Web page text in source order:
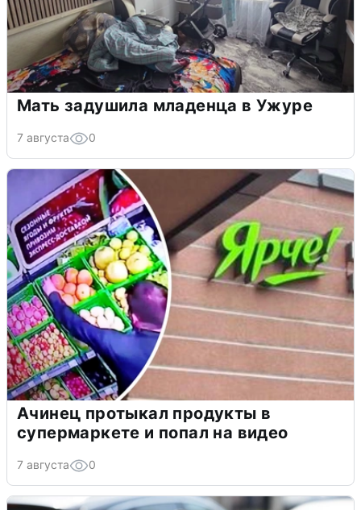
Мать задушила младенца в Ужуре
7 августа 0
Ачинец протыкал продукты в
супермаркете и попал на видео
7 августа 0